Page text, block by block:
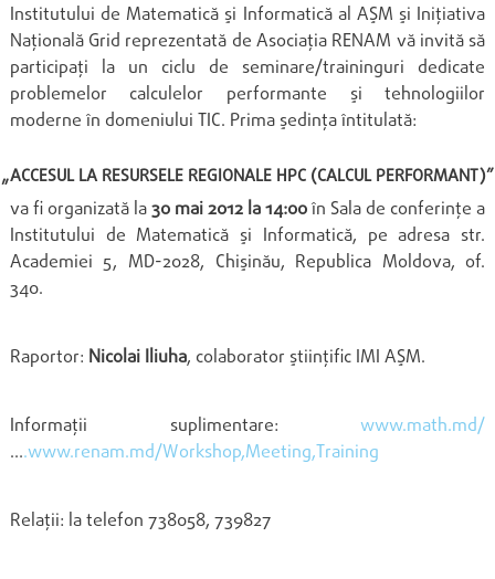
Institutului de Matematică şi Informatică al AŞM şi Iniţiativa
Naţională Grid reprezentată de Asociaţia RENAM vă invită să
participaţi la un ciclu de seminare/traininguri dedicate
problemelor calculelor performante şi tehnologiilor
moderne în domeniului TIC. Prima şedinţa întitulată:
„ACCESUL LA RESURSELE REGIONALE HPC (CALCUL PERFORMANT)”
va fi organizată la30 mai 2012 la 14:00în Sala de conferinţe a
Institutului de Matematică şi Informatică, pe adresa str.
Academiei 5, MD-2028, Chişinău, Republica Moldova, of.
340.
Raportor: Nicolai Iliuha, colaborator ştiinţific IMI AŞM.
Informaţii suplimentare:www.math.md/
….www.renam.md/Workshop,Meeting,Training
Relaţii: la telefon 738058, 739827